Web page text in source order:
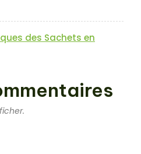
des Sachets en